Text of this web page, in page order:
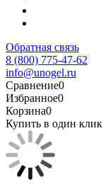
Обратная связь
8 (800) 775-47-62
info@unogel.ru
Сравнение0
Избранное0
Корзина0
Купить в один клик